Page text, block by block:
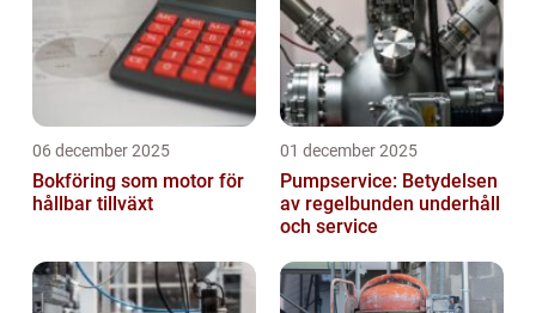
06 december 2025
Bokföring som motor för
hållbar tillväxt
01 december 2025
Pumpservice: Betydelsen
av regelbunden underhåll
och service